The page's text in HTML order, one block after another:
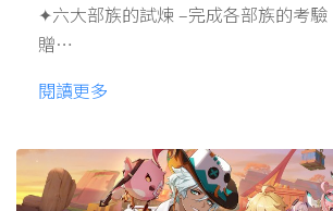
✦六大部族的試煉 –完成各部族的考
贈…
閱讀更多